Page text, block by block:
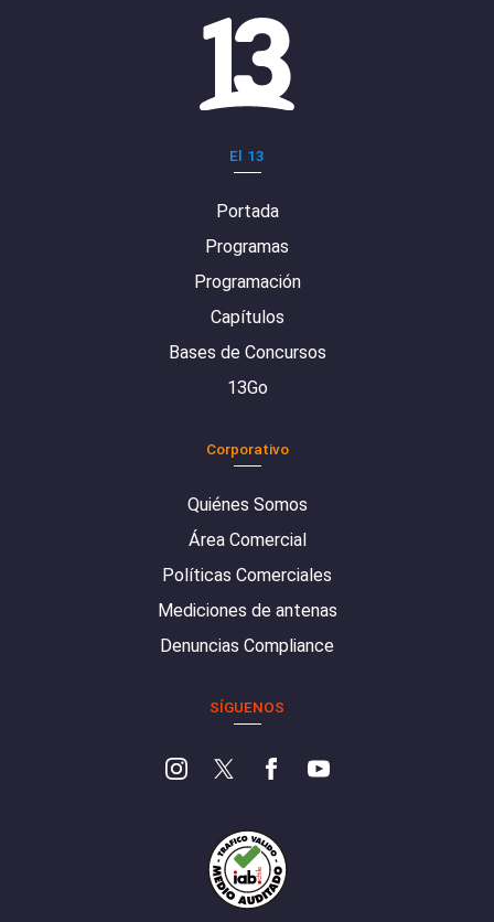
El 13
Portada
Programas
Programación
Capítulos
Bases de Concursos
13Go
Corporativo
Quiénes Somos
Área Comercial
Políticas Comerciales
Mediciones de antenas
Denuncias Compliance
SÍGUENOS